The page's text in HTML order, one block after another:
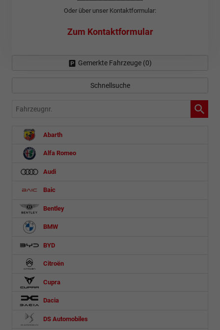
Oder über unser Kontaktformular:
Zum Kontaktformular
Gemerkte Fahrzeuge (0)
Schnellsuche
Fahrzeugnr.
Abarth
Alfa Romeo
Audi
Baic
Bentley
BMW
BYD
Citroën
Cupra
Dacia
DS Automobiles